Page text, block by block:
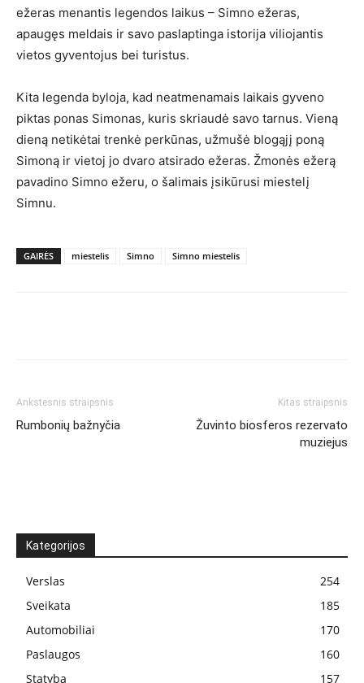
ežeras menantis legendos laikus – Simno ežeras,
apaugęs meldais ir savo paslaptinga istorija viliojantis
vietos gyventojus bei turistus.
Kita legenda byloja, kad neatmenamais laikais gyveno
piktas ponas Simonas, kuris skriaudė savo tarnus. Vieną
dieną netikėtai trenkė perkūnas, užmušė blogąjį poną
Simoną ir vietoj jo dvaro atsirado ežeras. Žmonės ežerą
pavadino Simno ežeru, o šalimais įsikūrusi miestelį
Simnu.
GAIRĖS miestelis Simno Simno miestelis
Ankstesnis straipsnis
Rumbonių bažnyčia
Kitas straipsnis
Žuvinto biosferos rezervato
muziejus
Kategorijos
Verslas
254
Sveikata
185
Automobiliai
170
Paslaugos
160
Statyba
157